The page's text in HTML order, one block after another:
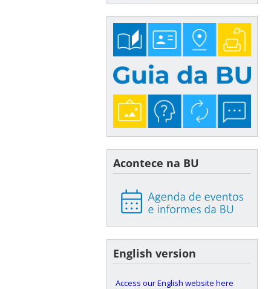
Acontece na BU
English version
Access our English website here